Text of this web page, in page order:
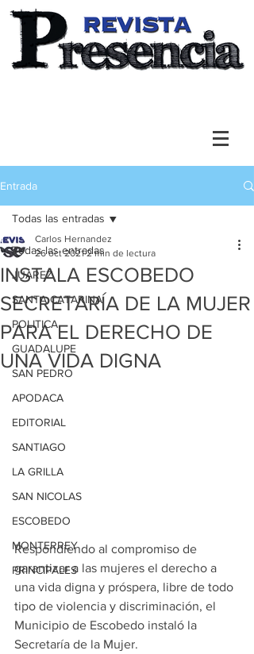
Entrada
Todas las entradas
JUAREZ
SANTA CATARINA
POLITICA
GUADALUPE
SAN PEDRO
APODACA
EDITORIAL
SANTIAGO
LA GRILLA
SAN NICOLAS
ESCOBEDO
MONTERREY
PRINCIPALES
Todas las entradas
INSTALA ESCOBEDO
SECRETARÍA DE LA MUJER
PARA EL DERECHO DE
UNA VIDA DIGNA
Carlos Hernandez
26 oct 2021 2 min de lectura
Respondiendo al compromiso de
garantizar a las mujeres el derecho a
una vida digna y próspera, libre de todo
tipo de violencia y discriminación, el
Municipio de Escobedo instaló la
Secretaría de la Mujer.